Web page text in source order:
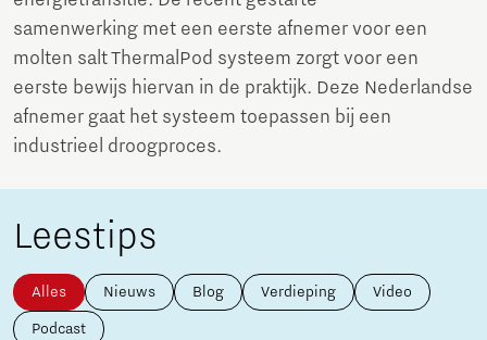
samenwerking met een eerste afnemer voor een
molten salt ThermalPod systeem zorgt voor een
eerste bewijs hiervan in de praktijk. Deze Nederlandse
afnemer gaat het systeem toepassen bij een
industrieel droogproces.
Leestips
Alles Nieuws Blog Verdieping Video
Podcast